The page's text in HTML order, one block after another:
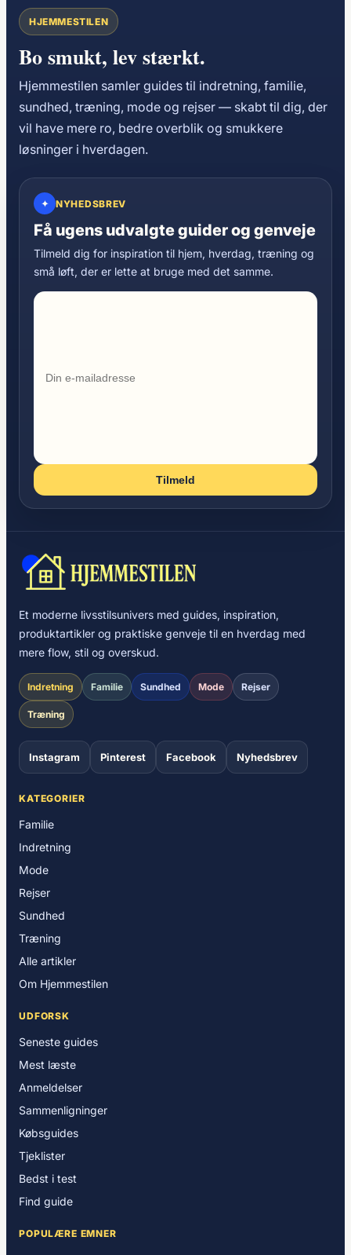
HJEMMESTILEN
Bo smukt, lev stærkt.
Hjemmestilen samler guides til indretning, familie,
sundhed, træning, mode og rejser — skabt til dig, der
vil have mere ro, bedre overblik og smukkere
løsninger i hverdagen.
✦ NYHEDSBREV
Få ugens udvalgte guider og genveje
Tilmeld dig for inspiration til hjem, hverdag, træning og
små løft, der er lette at bruge med det samme.
Tilmeld
Et moderne livsstilsunivers med guides, inspiration,
produktartikler og praktiske genveje til en hverdag med
mere flow, stil og overskud.
Indretning Familie Sundhed Mode Rejser
Træning
Instagram Pinterest Facebook Nyhedsbrev
KATEGORIER
Familie
Indretning
Mode
Rejser
Sundhed
Træning
Alle artikler
Om Hjemmestilen
UDFORSK
Seneste guides
Mest læste
Anmeldelser
Sammenligninger
Købsguides
Tjeklister
Bedst i test
Find guide
POPULÆRE EMNER